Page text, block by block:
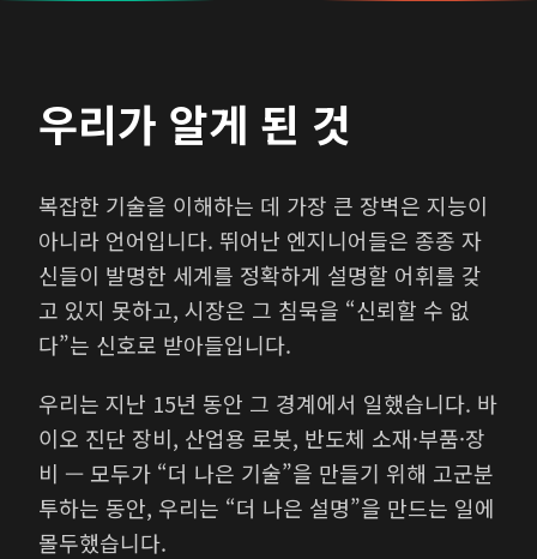
우리가 알게 된 것
복잡한 기술을 이해하는 데 가장 큰 장벽은 지능이
아니라 언어입니다. 뛰어난 엔지니어들은 종종 자
신들이 발명한 세계를 정확하게 설명할 어휘를 갖
고 있지 못하고, 시장은 그 침묵을 “신뢰할 수 없
다”는 신호로 받아들입니다.
우리는 지난 15년 동안 그 경계에서 일했습니다. 바
이오 진단 장비, 산업용 로봇, 반도체 소재·부품·장
비 — 모두가 “더 나은 기술”을 만들기 위해 고군분
투하는 동안, 우리는 “더 나은 설명”을 만드는 일에
몰두했습니다.